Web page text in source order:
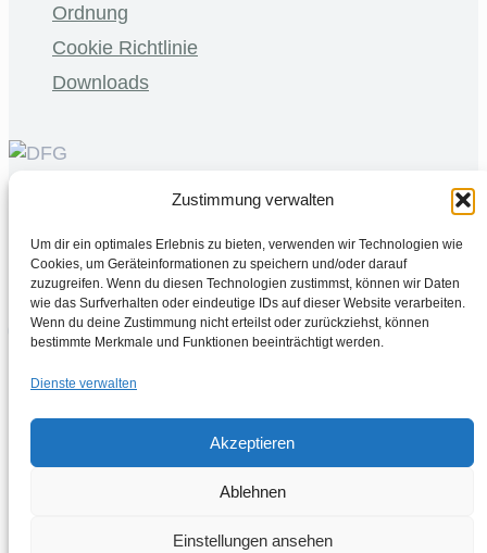
Zustimmung verwalten
Um dir ein optimales Erlebnis zu bieten, verwenden wir Technologien wie
Cookies, um Geräteinformationen zu speichern und/oder darauf
zuzugreifen. Wenn du diesen Technologien zustimmst, können wir Daten
wie das Surfverhalten oder eindeutige IDs auf dieser Website verarbeiten.
Wenn du deine Zustimmung nicht erteilst oder zurückziehst, können
bestimmte Merkmale und Funktionen beeinträchtigt werden.
Dienste verwalten
Akzeptieren
Ablehnen
Einstellungen ansehen
Ordnung
Cookie Richtlinie
Downloads
Programmierung DMCW®
Open Positions